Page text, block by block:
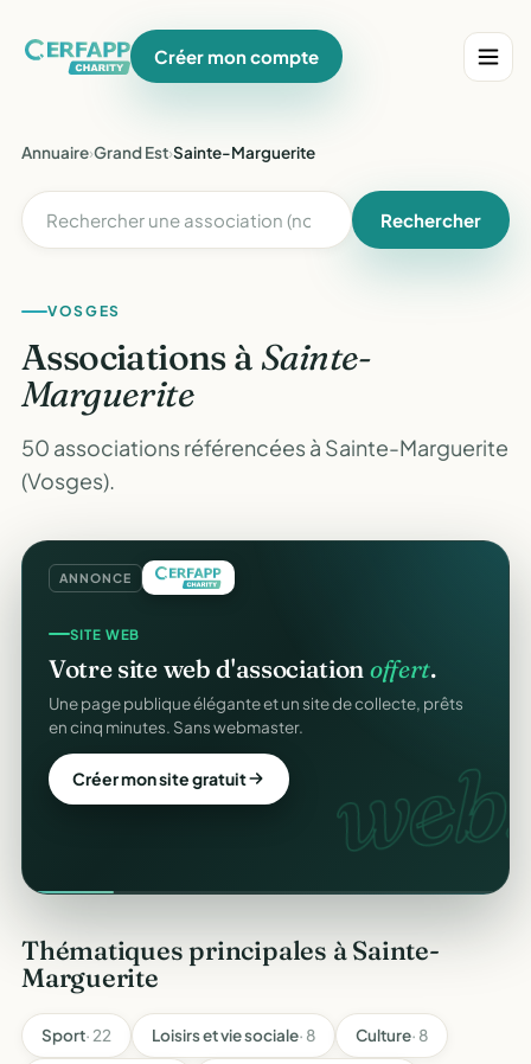
Créer mon compte
Annuaire›Grand Est›Sainte-Marguerite
Rechercher
VOSGES
Associations à Sainte-
Marguerite
50 associations référencées à Sainte-Marguerite
(Vosges).
ANNONCE
web.
SITE WEB
Votre site web d'association offert.
Une page publique élégante et un site de collecte, prêts
en cinq minutes. Sans webmaster.
Créer mon site gratuit
Thématiques principales à Sainte-
Marguerite
Sport· 22 Loisirs et vie sociale· 8 Culture· 8